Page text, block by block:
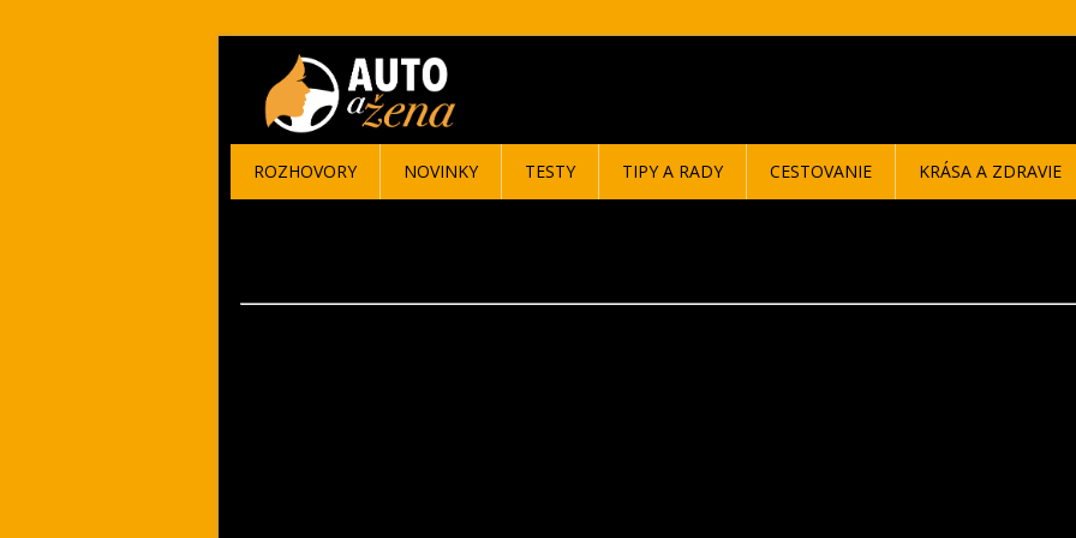
ROZHOVORY NOVINKY TESTY TIPY A RADY CESTOVANIE KRÁSA A ZDRAVIE